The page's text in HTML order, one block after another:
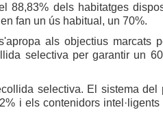
dels habitatges
fan un ús habitual, un 70%.
als objectius marcats
selectiva per garantir un
selectiva. El sistema del
i els contenidors intel·ligents